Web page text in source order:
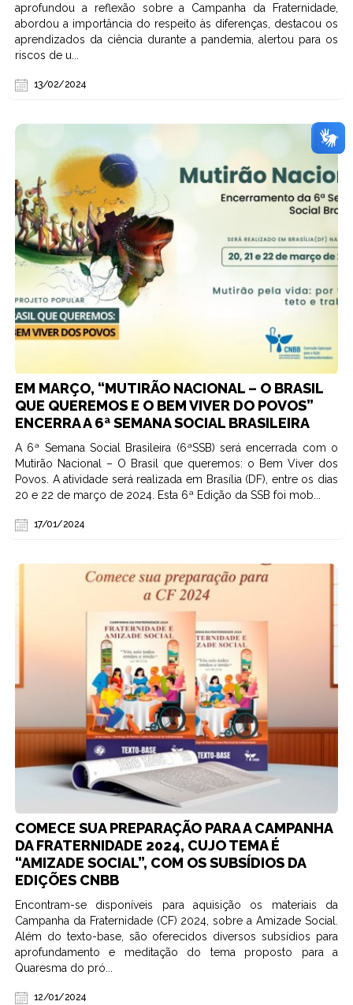
aprofundou a reflexão sobre a Campanha da Fraternidade,
abordou a importância do respeito às diferenças, destacou os
aprendizados da ciência durante a pandemia, alertou para os
riscos de u...
13/02/2024
EM MARÇO, “MUTIRÃO NACIONAL – O BRASIL
QUE QUEREMOS E O BEM VIVER DO POVOS”
ENCERRA A 6ª SEMANA SOCIAL BRASILEIRA
A 6ª Semana Social Brasileira (6ªSSB) será encerrada com o
Mutirão Nacional – O Brasil que queremos: o Bem Viver dos
Povos. A atividade será realizada em Brasília (DF), entre os dias
20 e 22 de março de 2024. Esta 6ª Edição da SSB foi mob...
17/01/2024
COMECE SUA PREPARAÇÃO PARA A CAMPANHA
DA FRATERNIDADE 2024, CUJO TEMA É
“AMIZADE SOCIAL”, COM OS SUBSÍDIOS DA
EDIÇÕES CNBB
Encontram-se disponíveis para aquisição os materiais da
Campanha da Fraternidade (CF) 2024, sobre a Amizade Social.
Além do texto-base, são oferecidos diversos subsídios para
aprofundamento e meditação do tema proposto para a
Quaresma do pró...
12/01/2024